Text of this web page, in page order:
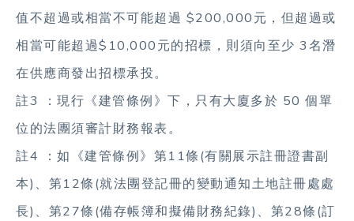
值不超過或相當不可能超過 $200,000元，但超過或
相當可能超過$10,000元的招標，則須向至少 3名潛
在供應商發出招標承投。
註3 ：現行《建管條例》下，只有大廈多於 50 個單
位的法團須審計財務報表。
註4 ：如《建管條例》第11條(有關展示註冊證書副
本)、第12條(就法團登記冊的變動通知土地註冊處處
長)、第27條(備存帳簿和擬備財務紀錄)、第28條(訂